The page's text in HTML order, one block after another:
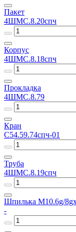
Пакет
4ШМС.8.20спч
Корпус
4ШМС.8.18спч
Прокладка
4ШМС.8.79
Кран
С54.59.74спч-01
Труба
4ШМС.8.19спч
Шпилька М10.6g/
-